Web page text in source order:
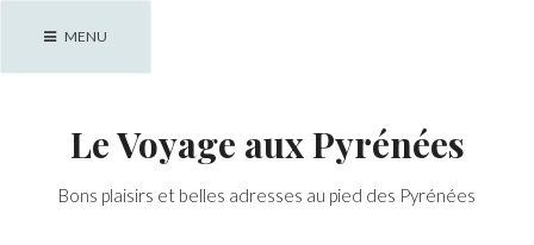
MENU
Le Voyage aux Pyrénées
Bons plaisirs et belles adresses au pied des Pyrénées